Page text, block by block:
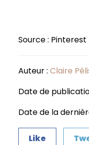
Source : Pinterest
Auteur : Claire
Date de
Date de la
Like